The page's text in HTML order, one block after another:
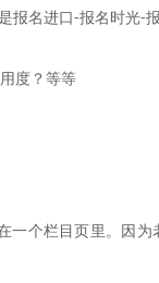
报名进口-报名时光-
度？等等
个栏目页里。因